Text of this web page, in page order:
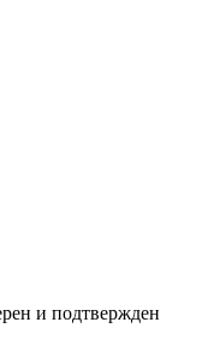
и подтвержден